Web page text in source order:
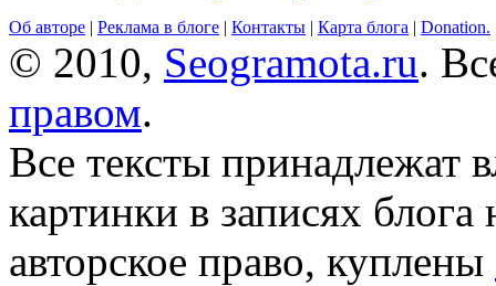
Об авторе | Реклама в блоге | Контакты | Карта блога | Donation.
© 2010, Seogramota.ru.
правом.
Все тексты принадлежат
картинки в записях
авторское право, куплены